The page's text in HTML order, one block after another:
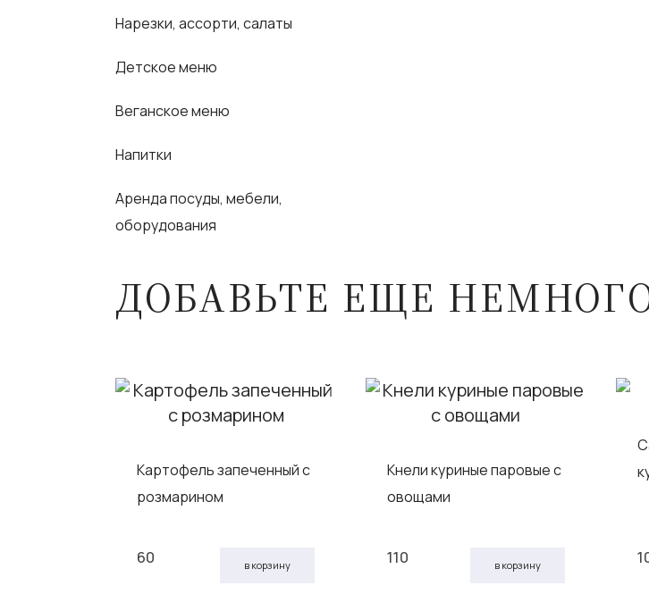
Нарезки, ассорти, салаты
Детское меню
Веганское меню
Напитки
Аренда посуды, мебели,
оборудования
ДОБАВЬТЕ ЕЩЕ
Картофель запеченный с
розмарином
60 в корзину
Кнели куриные паровые с
овощами
110 в корзину